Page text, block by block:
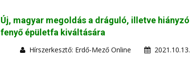
Új, magyar megoldás a dráguló, illetve hiányzó
fenyő épületfa kiváltására
Hírszerkesztő: Erdő-Mező Online 2021.10.13.